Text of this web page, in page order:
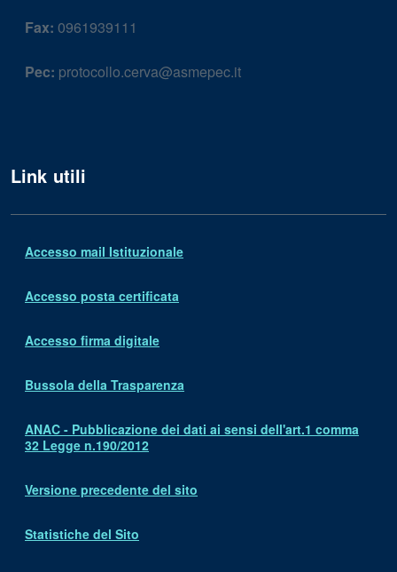
Fax: 0961939111
Pec: protocollo.cerva@asmepec.it
Link utili
Accesso mail Istituzionale
Accesso posta certificata
Accesso firma digitale
Bussola della Trasparenza
ANAC - Pubblicazione dei dati ai sensi dell'art.1 comma
32 Legge n.190/2012
Versione precedente del sito
Statistiche del Sito